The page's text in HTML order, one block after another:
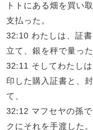
トトにある畑を買い
支払った。
32:10 わたしは、証
立て、銀を秤で量った
32:11 そしてわたし
印した購入証書と、
て、
32:12 マフセヤの孫
クにそれを手渡した